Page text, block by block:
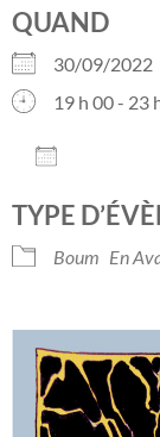
QUAND
30/09/2022
19 h 00 - 23
TYPE
Boum En